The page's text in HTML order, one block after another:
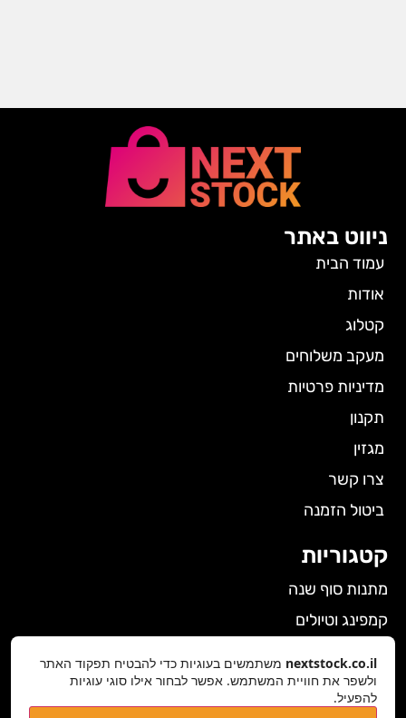
ניווט באתר
עמוד הבית
אודות
קטלוג
מעקב משלוחים
מדיניות פרטיות
תקנון
מגזין
צרו קשר
ביטול הזמנה
קטגוריות
מתנות סוף שנה
קמפינג וטיולים
גאדג'טים
nextstock.co.il משתמשים בעוגיות כדי להבטיח תפקוד האתר
ולשפר את חוויית המשתמש. אפשר לבחור אילו סוגי עוגיות
להפעיל.